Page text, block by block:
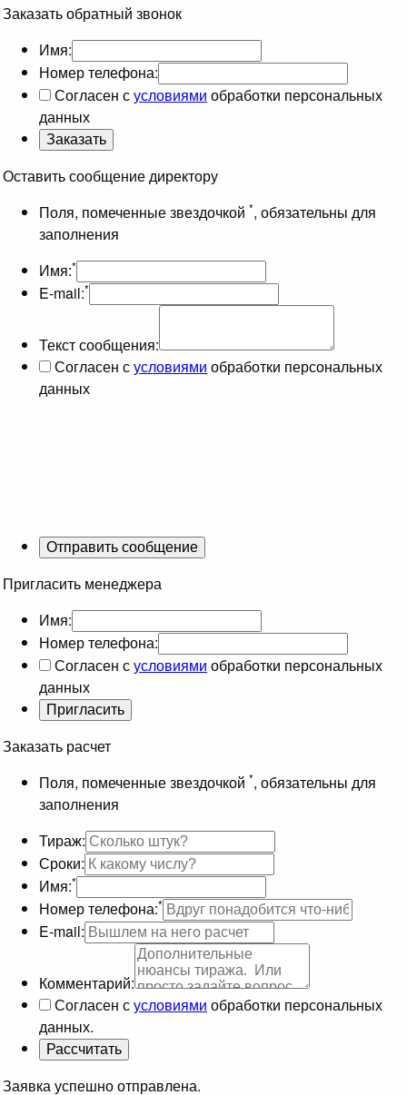
Заказать обратный звонок
Имя:
Номер телефона:
Согласен сусловиями обработки персональных
данных
Оставить сообщение директору
Поля, помеченные звездочкой *, обязательны для
заполнения
Имя:*
E-mail:*
Текст сообщения:
Согласен сусловиями обработки персональных
данных
Пригласить менеджера
Имя:
Номер телефона:
Согласен сусловиями обработки персональных
данных
Заказать расчет
Поля, помеченные звездочкой *, обязательны для
заполнения
Тираж:
Сроки:
Имя:*
Номер телефона:*
E-mail:
Комментарий:
Согласен сусловиями обработки персональных
данных.
Заявка успешно отправлена.